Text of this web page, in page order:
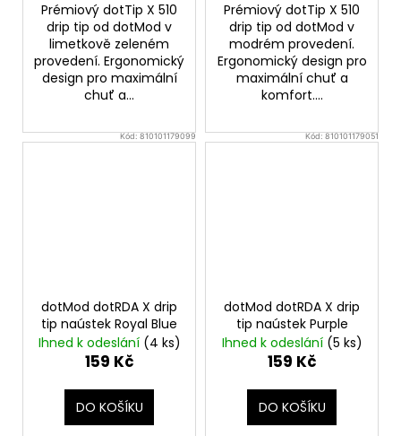
Prémiový dotTip X 510
drip tip od dotMod v
limetkově zeleném
provedení. Ergonomický
design pro maximální
chuť a...
Prémiový dotTip X 510
drip tip od dotMod v
modrém provedení.
Ergonomický design pro
maximální chuť a
komfort....
Kód: 810101179099
dotMod dotRDA X drip
tip naústek Royal Blue
Ihned k odeslání (4 ks)
159 Kč
DO KOŠÍKU
Kód: 810101179051
dotMod dotRDA X drip
tip naústek Purple
Ihned k odeslání (5 ks)
159 Kč
DO KOŠÍKU